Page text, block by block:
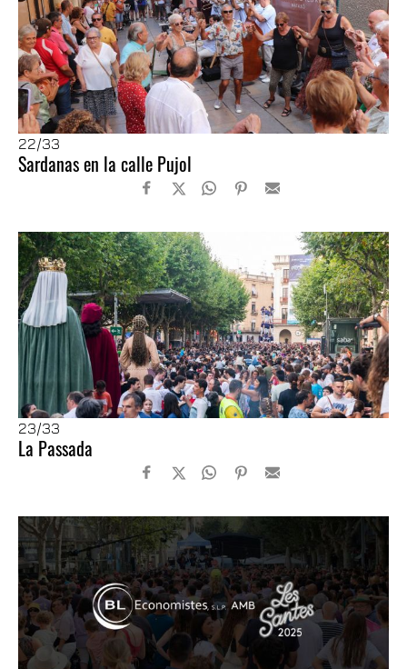
22/33
Sardanas en la calle Pujol
23/33
La Passada